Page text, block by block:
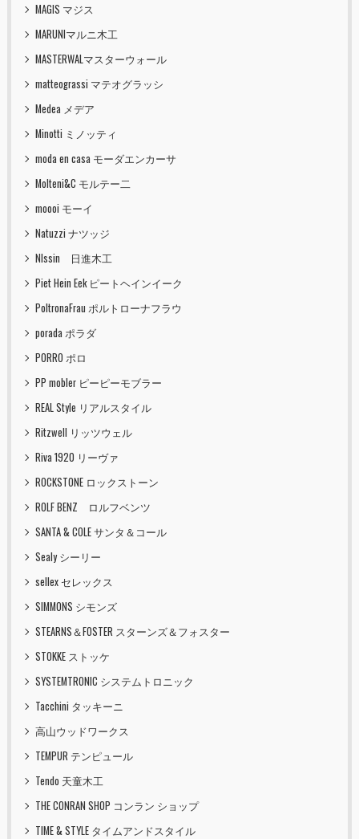
MAGIS マジス
MARUNIマルニ木工
MASTERWALマスターウォール
matteograssi マテオグラッシ
Medea メデア
Minotti ミノッティ
moda en casa モーダエンカーサ
Molteni&C モルテー二
moooi モーイ
Natuzzi ナツッジ
NIssin 日進木工
Piet Hein Eek ピートヘインイーク
PoltronaFrau ポルトローナフラウ
porada ポラダ
PORRO ポロ
PP mobler ピーピーモブラー
REAL Style リアルスタイル
Ritzwell リッツウェル
Riva 1920 リーヴァ
ROCKSTONE ロックストーン
ROLF BENZ ロルフベンツ
SANTA & COLE サンタ＆コール
Sealy シーリー
sellex セレックス
SIMMONS シモンズ
STEARNS＆FOSTER スターンズ＆フォスター
STOKKE ストッケ
SYSTEMTRONIC システムトロニック
Tacchini タッキーニ
高山ウッドワークス
TEMPUR テンピュール
Tendo 天童木工
THE CONRAN SHOP コンラン ショップ
TIME & STYLE タイムアンドスタイル